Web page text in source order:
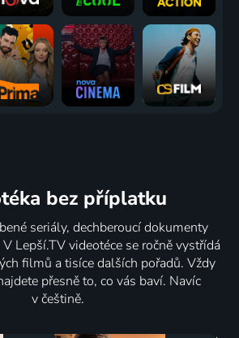
bez příplatku
seriály, dechberoucí dokumenty
Lepší.TV videotéce se ročně vystřídá
filmů a tisíce dalších pořadů. Vždy
přesně to, co vás baví. Navíc
v češtině.